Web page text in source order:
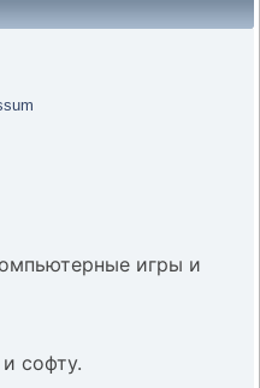
игры и
софту.